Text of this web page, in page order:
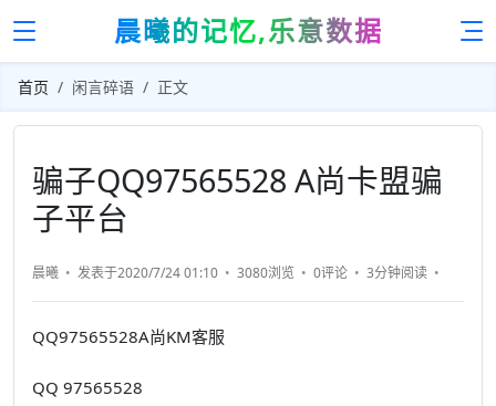
晨曦的记忆,乐意数据
首页 闲言碎语 正文
骗子QQ97565528 A尚卡盟骗
子平台
晨曦 发表于2020/7/24 01:10 3080浏览 0评论 3分钟阅读
QQ97565528A尚KM客服
QQ 97565528